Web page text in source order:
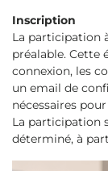
Inscription
La participation
préalable. Cette
connexion, les
un email de
nécessaires
La participation
déterminé, à